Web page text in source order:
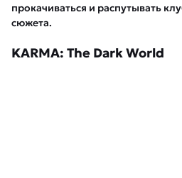
прокачиваться и распутывать
сюжета.
KARMA: The Dark World